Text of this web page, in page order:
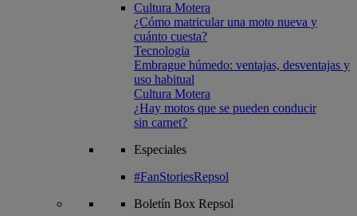
Cultura Motera
¿Cómo matricular una moto nueva y
cuánto cuesta?
Tecnologia
Embrague húmedo: ventajas, desventajas y
uso habitual
Cultura Motera
¿Hay motos que se pueden conducir
sin carnet?
Especiales
#FanStoriesRepsol
Boletín Box Repsol